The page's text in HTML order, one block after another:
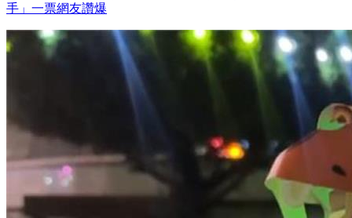
手」一票網友讚爆